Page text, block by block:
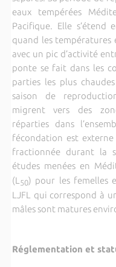
eaux tempérées
Pacifique. Elle
quand les températures
avec un pic d’activité
ponte se fait dans les
parties les plus
saison de
migrent vers des
réparties dans
fécondation est
fractionnée durant la
études menées en
(L 50) pour les femelles
LJFL qui correspond à
mâles sont matures
Réglementation et